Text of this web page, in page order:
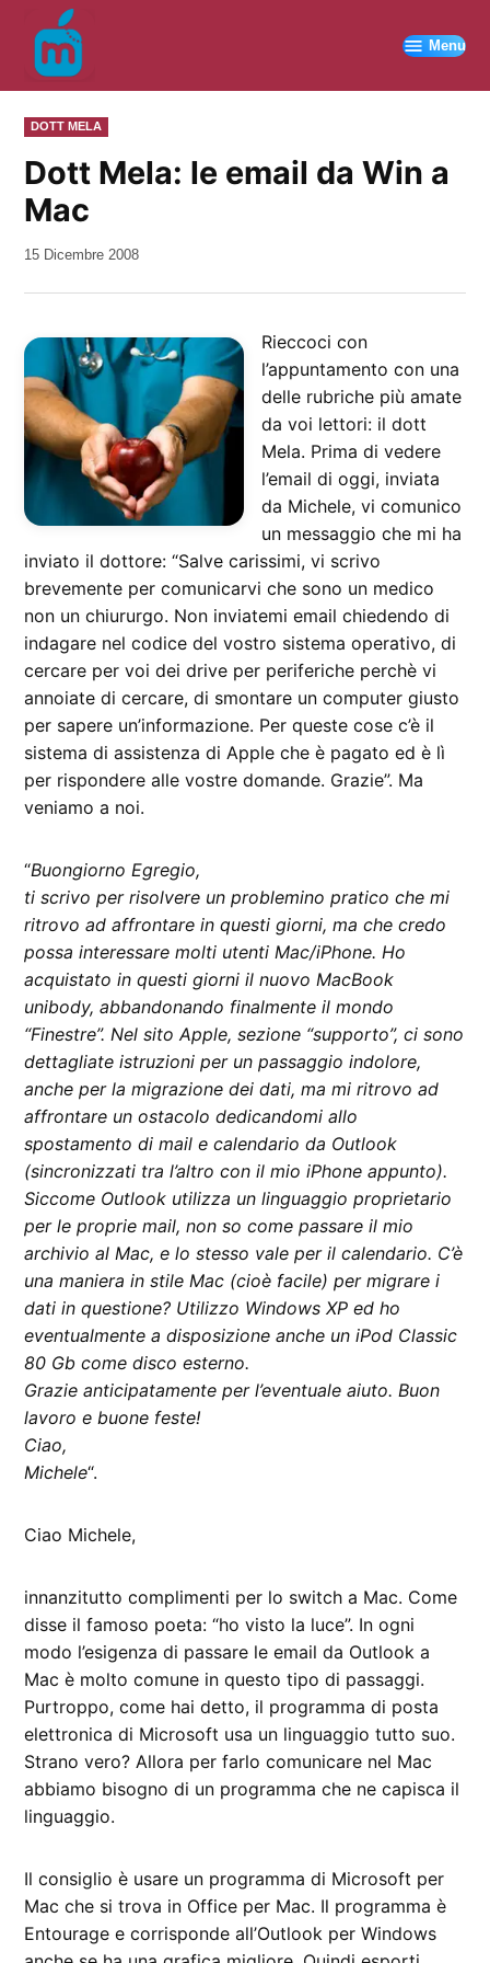
contenuto
Menu
PUBBLICATO
IN
DOTT MELA
Dott Mela: le email da Win a
Mac
da
15 Dicembre 2008
Rieccoci con
l’appuntamento con una
delle rubriche più amate
da voi lettori: il dott
Mela. Prima di vedere
l’email di oggi, inviata
da Michele, vi comunico
un messaggio che mi ha
inviato il dottore: “Salve carissimi, vi scrivo
brevemente per comunicarvi che sono un medico
non un chiururgo. Non inviatemi email chiedendo di
indagare nel codice del vostro sistema operativo, di
cercare per voi dei drive per periferiche perchè vi
annoiate di cercare, di smontare un computer giusto
per sapere un’informazione. Per queste cose c’è il
sistema di assistenza di Apple che è pagato ed è lì
per rispondere alle vostre domande. Grazie”. Ma
veniamo a noi.
“Buongiorno Egregio,
ti scrivo per risolvere un problemino pratico che mi
ritrovo ad affrontare in questi giorni, ma che credo
possa interessare molti utenti Mac/iPhone. Ho
acquistato in questi giorni il nuovo MacBook
unibody, abbandonando finalmente il mondo
“Finestre”. Nel sito Apple, sezione “supporto”, ci sono
dettagliate istruzioni per un passaggio indolore,
anche per la migrazione dei dati, ma mi ritrovo ad
affrontare un ostacolo dedicandomi allo
spostamento di mail e calendario da Outlook
(sincronizzati tra l’altro con il mio iPhone appunto).
Siccome Outlook utilizza un linguaggio proprietario
per le proprie mail, non so come passare il mio
archivio al Mac, e lo stesso vale per il calendario. C’è
una maniera in stile Mac (cioè facile) per migrare i
dati in questione? Utilizzo Windows XP ed ho
eventualmente a disposizione anche un iPod Classic
80 Gb come disco esterno.
Grazie anticipatamente per l’eventuale aiuto. Buon
lavoro e buone feste!
Ciao,
Michele“.
Ciao Michele,
innanzitutto complimenti per lo switch a Mac. Come
disse il famoso poeta: “ho visto la luce”. In ogni
modo l’esigenza di passare le email da Outlook a
Mac è molto comune in questo tipo di passaggi.
Purtroppo, come hai detto, il programma di posta
elettronica di Microsoft usa un linguaggio tutto suo.
Strano vero? Allora per farlo comunicare nel Mac
abbiamo bisogno di un programma che ne capisca il
linguaggio.
Il consiglio è usare un programma di Microsoft per
Mac che si trova in Office per Mac. Il programma è
Entourage e corrisponde all’Outlook per Windows